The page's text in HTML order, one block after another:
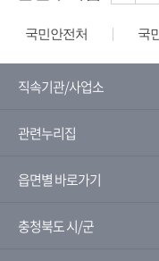
국민안전처 국
안전신문고
직속기관/사업소
관련누리집
읍면별 바로가기
충청북도 시/군